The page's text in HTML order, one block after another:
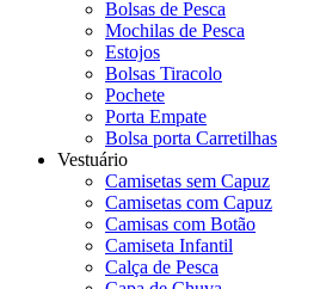
Bolsas de Pesca
Mochilas de Pesca
Estojos
Bolsas Tiracolo
Pochete
Porta Empate
Bolsa porta Carretilhas
Vestuário
Camisetas sem Capuz
Camisetas com Capuz
Camisas com Botão
Camiseta Infantil
Calça de Pesca